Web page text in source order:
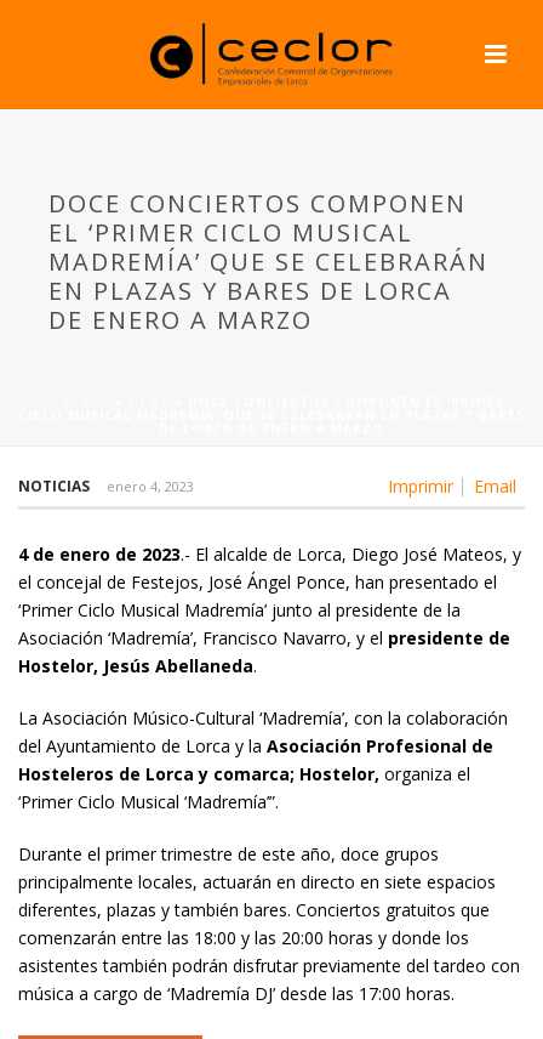
DOCE CONCIERTOS COMPONEN
EL ‘PRIMER CICLO MUSICAL
MADREMÍA’ QUE SE CELEBRARÁN
EN PLAZAS Y BARES DE LORCA
DE ENERO A MARZO
Imprimir Email
NOTICIAS enero 4, 2023
4 de enero de 2023.- El alcalde de Lorca, Diego José Mateos, y
el concejal de Festejos, José Ángel Ponce, han presentado el
‘Primer Ciclo Musical Madremía’ junto al presidente de la
Asociación ‘Madremía’, Francisco Navarro, y el presidente de
Hostelor, Jesús Abellaneda.
La Asociación Músico-Cultural ‘Madremía’, con la colaboración
del Ayuntamiento de Lorca y la Asociación Profesional de
Hosteleros de Lorca y comarca; Hostelor, organiza el
‘Primer Ciclo Musical ‘Madremía’”.
Durante el primer trimestre de este año, doce grupos
principalmente locales, actuarán en directo en siete espacios
diferentes, plazas y también bares. Conciertos gratuitos que
comenzarán entre las 18:00 y las 20:00 horas y donde los
asistentes también podrán disfrutar previamente del tardeo con
música a cargo de ‘Madremía DJ’ desde las 17:00 horas.